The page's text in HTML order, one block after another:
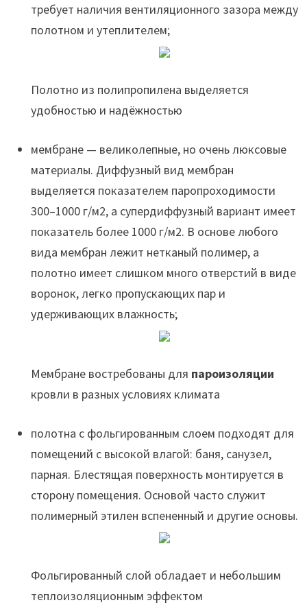
требует наличия вентиляционного зазора между
полотном и утеплителем;
Полотно из полипропилена выделяется
удобностью и надёжностью
мембране — великолепные, но очень люксовые
материалы. Диффузный вид мембран
выделяется показателем паропроходимости
300–1000 г/м2, а супердиффузный вариант имеет
показатель более 1000 г/м2. В основе любого
вида мембран лежит нетканый полимер, а
полотно имеет слишком много отверстий в виде
воронок, легко пропускающих пар и
удерживающих влажность;
Мембране востребованы для пароизоляции
кровли в разных условиях климата
полотна с фольгированным слоем подходят для
помещений с высокой влагой: баня, санузел,
парная. Блестящая поверхность монтируется в
сторону помещения. Основой часто служит
полимерный этилен вспененный и другие основы.
Фольгированный слой обладает и небольшим
теплоизоляционным эффектом